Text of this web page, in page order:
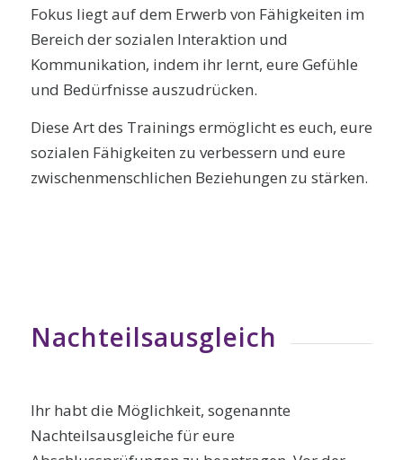
Fokus liegt auf dem Erwerb von Fähigkeiten im
Bereich der sozialen Interaktion und
Kommunikation, indem ihr lernt, eure Gefühle
und Bedürfnisse auszudrücken.
Diese Art des Trainings ermöglicht es euch, eure
sozialen Fähigkeiten zu verbessern und eure
zwischenmenschlichen Beziehungen zu stärken.
Nachteilsausgleich
Ihr habt die Möglichkeit, sogenannte
Nachteilsausgleiche für eure